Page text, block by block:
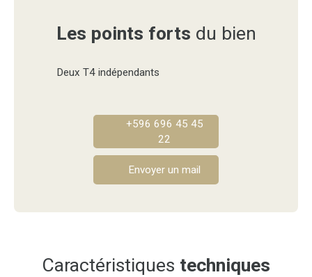
Les points forts du bien
Deux T4 indépendants
+596 696 45 45
22
Envoyer un mail
Caractéristiques techniques